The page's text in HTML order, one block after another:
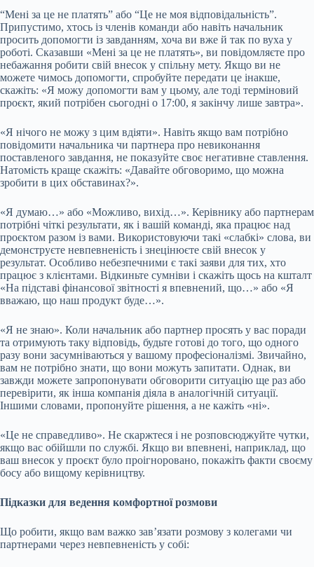
“Мені за це не платять” або “Це не моя відповідальність”.
Припустимо, хтось із членів команди або навіть начальник
просить допомогти із завданням, хоча ви вже й так по вуха у
роботі. Сказавши «Мені за це не платять», ви повідомляєте про
небажання робити свій внесок у спільну мету. Якщо ви не
можете чимось допомогти, спробуйте передати це інакше,
скажіть: «Я можу допомогти вам у цьому, але тоді терміновий
проєкт, який потрібен сьогодні о 17:00, я закінчу лише завтра».
«Я нічого не можу з цим вдіяти». Навіть якщо вам потрібно
повідомити начальника чи партнера про невиконання
поставленого завдання, не показуйте своє негативне ставлення.
Натомість краще скажіть: «Давайте обговоримо, що можна
зробити в цих обставинах?».
«Я думаю…» або «Можливо, вихід…». Керівнику або партнерам
потрібні чіткі результати, як і вашій команді, яка працює над
проєктом разом із вами. Використовуючи такі «слабкі» слова, ви
демонструєте невпевненість і знецінюєте свій внесок у
результат. Особливо небезпечними є такі заяви для тих, хто
працює з клієнтами. Відкиньте сумніви і скажіть щось на кшталт
«На підставі фінансової звітності я впевнений, що…» або «Я
вважаю, що наш продукт буде…».
«Я не знаю». Коли начальник або партнер просять у вас поради
та отримують таку відповідь, будьте готові до того, що одного
разу вони засумніваються у вашому професіоналізмі. Звичайно,
вам не потрібно знати, що вони можуть запитати. Однак, ви
завжди можете запропонувати обговорити ситуацію ще раз або
перевірити, як інша компанія діяла в аналогічній ситуації.
Іншими словами, пропонуйте рішення, а не кажіть «ні».
«Це не справедливо». Не скаржтеся і не розповсюджуйте чутки,
якщо вас обійшли по службі. Якщо ви впевнені, наприклад, що
ваш внесок у проєкт було проігноровано, покажіть факти своєму
босу або вищому керівництву.
Підказки для ведення комфортної розмови
Що робити, якщо вам важко зав’язати розмову з колегами чи
партнерами через невпевненість у собі: